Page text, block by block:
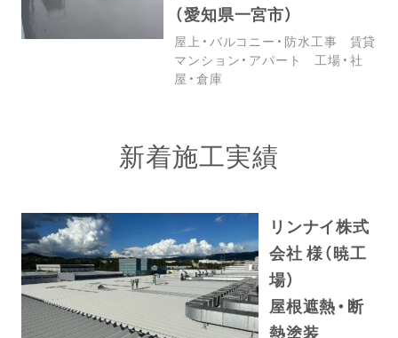
（愛知県一宮市）
屋上・バルコニー・防水工事
賃貸
マンション・アパート
工場・社
屋・倉庫
新着施工実績
リンナイ株式
会社 様（暁工
場）
屋根遮熱・断
熱塗装